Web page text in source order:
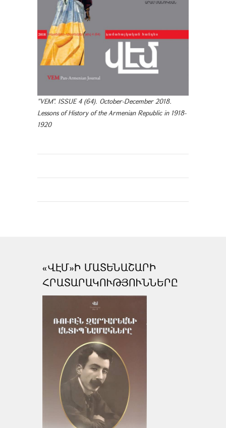
"VEM". ISSUE 4 (64). October-December 2018.
Lessons of History of the Armenian Republic in 1918-
1920
«ՎԷՄ»Ի ՄԱՏԵՆԱՇԱՐԻ
ՀՐԱՏԱՐԱԿՈՒԹՅՈՒՆՆԵՐԸ